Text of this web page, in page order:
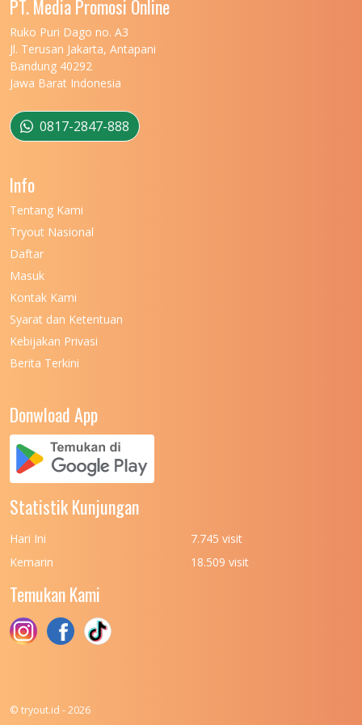
UNIVERSITAS MARITIM RAJA ALI HAJI
UNIVERSITAS MATARAM
UNIVERSITAS MULAWARMAN
UNIVERSITAS MUSAMUS
UNIVERSITAS NEGERI KHAIRUN
UNIVERSITAS NEGERI MANADO
UNIVERSITAS NEGERI MEDAN
UNIVERSITAS NEGERI PADANG
UNIVERSITAS NUSA CENDANA
UNIVERSITAS PADJADJARAN
UNIVERSITAS PATTIMURA
(UPN) VETERAN JAKARTA
UNIVERSITAS PEMBANGUNAN NASIONAL
(UPN) VETERAN JAWA TIMUR
UNIVERSITAS PEMBANGUNAN NASIONAL
PT. Media Promosi Online
Ruko Puri Dago no. A3
Jl. Terusan Jakarta, Antapani
Bandung 40292
Jawa Barat Indonesia
0817-2847-888
Info
Tentang Kami
Tryout Nasional
Daftar
Masuk
Kontak Kami
Syarat dan Ketentuan
Kebijakan Privasi
Berita Terkini
Donwload App
Statistik Kunjungan
Hari Ini
7.745 visit
Kemarin
18.509 visit
Temukan Kami
© tryout.id - 2026